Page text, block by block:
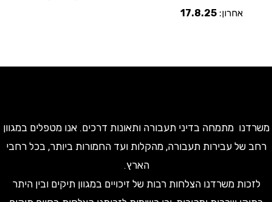
אחרון:17.8.25
מתמחה בדיני תעבורה ותאונות דרכים. אנו מטפלים במגוון
עבירות תעבורה, מהקלות ועד החמורות ביותר, בכל רחבי
הארץ.
משרדנו הצלחות רבות של זיכויים במגוון תיקים ובין היתר